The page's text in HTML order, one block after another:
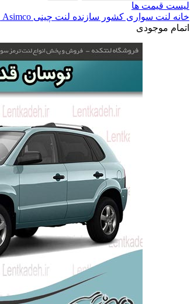
لیست قیمت ها
خانه لنت سواری کشور سازنده لنت چینی Asimco
اتمام موجودی